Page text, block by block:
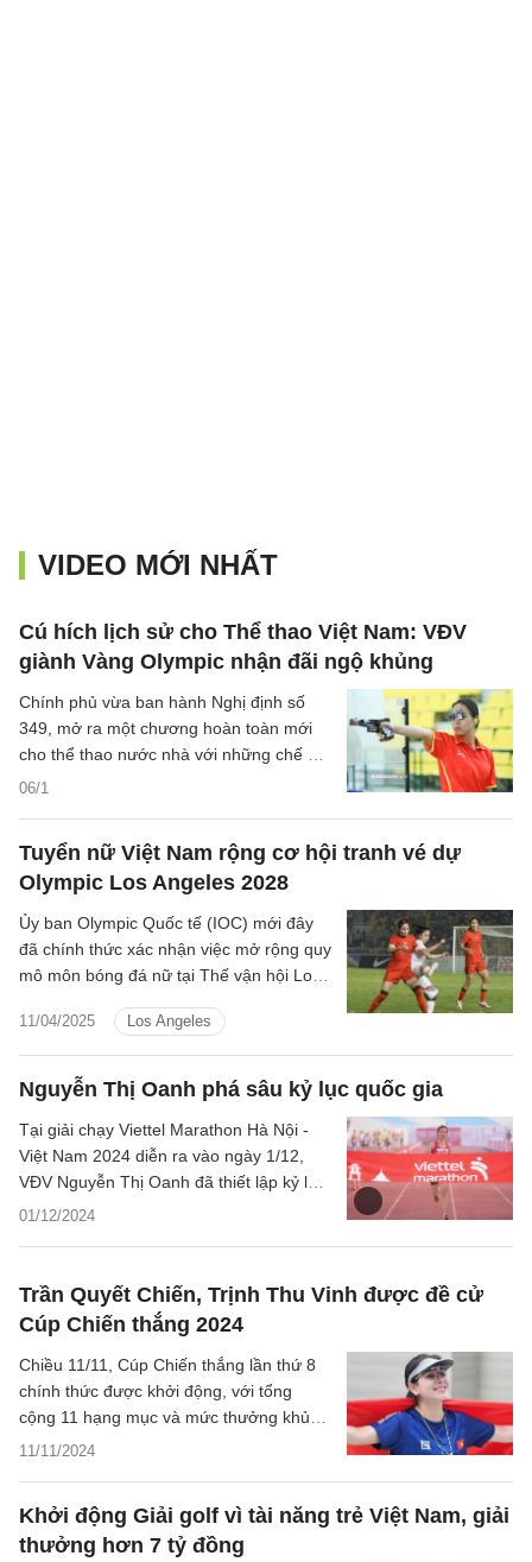
VIDEO MỚI NHẤT
Cú hích lịch sử cho Thể thao Việt Nam: VĐV
giành Vàng Olympic nhận đãi ngộ khủng
06/1
Chính phủ vừa ban hành Nghị định số
349, mở ra một chương hoàn toàn mới
cho thể thao nước nhà với những chế độ,
chính sách đãi ngộ mang tính đột phá
Tuyển nữ Việt Nam rộng cơ hội tranh vé dự
Olympic Los Angeles 2028
11/04/2025 Los Angeles
Ủy ban Olympic Quốc tế (IOC) mới đây
đã chính thức xác nhận việc mở rộng quy
mô môn bóng đá nữ tại Thế vận hội Los
tham dự.
Nguyễn Thị Oanh phá sâu kỷ lục quốc gia
01/12/2024
Tại giải chạy Viettel Marathon Hà Nội -
Việt Nam 2024 diễn ra vào ngày 1/12,
VĐV Nguyễn Thị Oanh đã thiết lập kỷ lục
mới ở nội dung chạy full marathon.
Trần Quyết Chiến, Trịnh Thu Vinh được đề cử
Cúp Chiến thắng 2024
11/11/2024
Chiều 11/11, Cúp Chiến thắng lần thứ 8
chính thức được khởi động, với tổng
cộng 11 hạng mục và mức thưởng khủng
750 triệu đồng.
Khởi động Giải golf vì tài năng trẻ Việt Nam, giải
thưởng hơn 7 tỷ đồng